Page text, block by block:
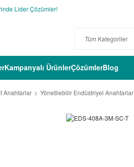
Lider Çözümler!
Kampanyalı ÜrünlerÇözümlerBlog
Anahtarlar Yönetilebilir Endüstriyel Anahtarlar